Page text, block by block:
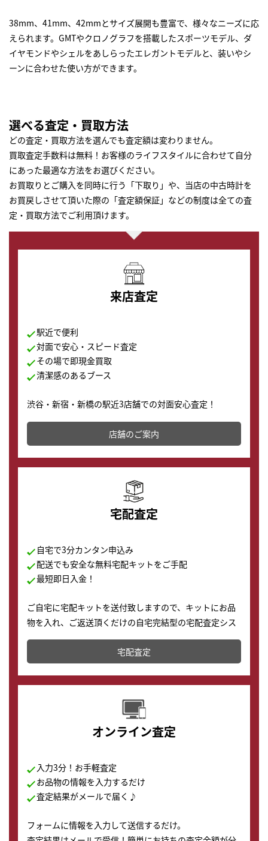
38mm、41mm、42mmとサイズ展開も豊富で、様々なニーズに応
えられます。GMTやクロノグラフを搭載したスポーツモデル、ダ
イヤモンドやシェルをあしらったエレガントモデルと、装いやシ
ーンに合わせた使い方ができます。
選べる査定・買取方法
どの査定・買取方法を選んでも査定額は変わりません。
買取査定手数料は無料！お客様のライフスタイルに合わせて自分
にあった最適な方法をお選びください。
お買取りとご購入を同時に行う「下取り」や、当店の中古時計を
お買戻しさせて頂いた際の「査定額保証」などの制度は全ての査
定・買取方法でご利用頂けます。
来店査定
駅近で便利
対面で安心・スピード査定
その場で即現金買取
清潔感のあるブース
渋谷・新宿・新橋の駅近3店舗での対面安心査定！
その場で現金買取致します。渋谷本店では、時計販売の
店舗を併設しており、下取りに出してお得に新しい時計
の購入もできます♪
店舗のご案内
宅配査定
自宅で3分カンタン申込み
配送でも安全な無料宅配キットをご手配
最短即日入金！
ご自宅に宅配キットを送付致しますので、キットにお品
物を入れ、ご返送頂くだけの自宅完結型の宅配査定シス
テムです。
配送でも簡単&安全に査定・買取に出すことが可能で
す。
宅配査定
オンライン査定
入力3分！お手軽査定
お品物の情報を入力するだけ
査定結果がメールで届く♪
フォームに情報を入力して送信するだけ。